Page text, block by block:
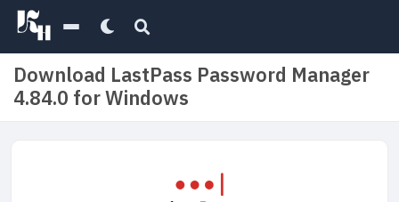
Download LastPass Password Manager
4.84.0 for Windows